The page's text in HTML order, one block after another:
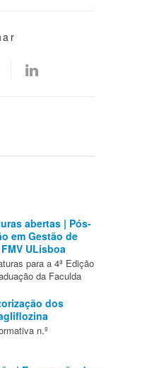
abertas | Pós-
em Gestão de
ULisboa
para a 4ª Edição
da Faculda
dos
n.º